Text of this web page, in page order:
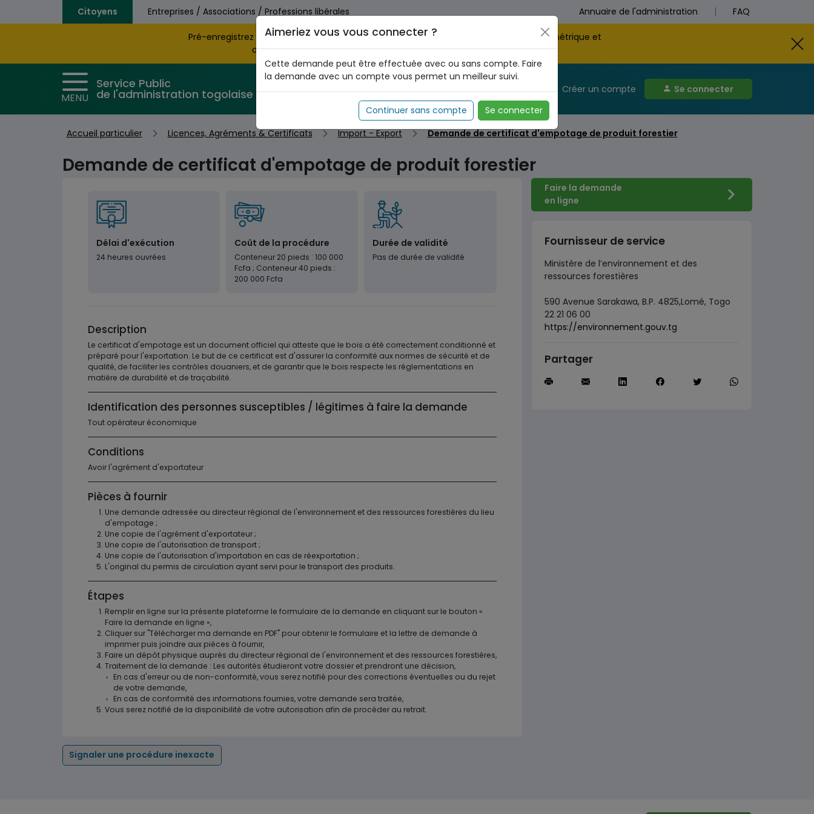
Aller au contenu principal
Citoyens Entreprises / Associations / Professions libérales Annuaire de l'administration FAQ
Pré-enregistrez vous dès maintenant pour le programme national d'identification biométrique et
obtenez votre Numéro d'Identification Unique (NIU) en cliquantICI.
MENU
Service Public
de l'administration togolaise Créer un compte Se connecter
Accueil particulier Licences, Agréments & Certificats Import - Export Demande de certificat d'empotage de produit forestier
Demande de certificat d'empotage de produit forestier
Délai d'exécution
24 heures ouvrées
Coût de la procédure
Conteneur 20 pieds : 100 000
Fcfa ; Conteneur 40 pieds :
200 000 Fcfa
Durée de validité
Pas de durée de validité
Description
Le certificat d'empotage est un document officiel qui atteste que le bois a été correctement conditionné et
préparé pour l'exportation. Le but de ce certificat est d'assurer la conformité aux normes de sécurité et de
qualité, de faciliter les contrôles douaniers, et de garantir que le bois respecte les réglementations en
matière de durabilité et de traçabilité.
Identification des personnes susceptibles / légitimes à faire la demande
Tout opérateur économique
Conditions
Avoir l'agrément d'exportateur
Pièces à fournir
Une demande adressée au directeur régional de l'environnement et des ressources forestières du lieu
d'empotage ;
Une copie de l'agrément d'exportateur ;
Une copie de l'autorisation de transport ;
Une copie de l'autorisation d'importation en cas de réexportation ;
L'original du permis de circulation ayant servi pour le transport des produits.
Étapes
Remplir en ligne sur la présente plateforme le formulaire de la demande en cliquant sur le bouton «
Faire la demande en ligne »,
Cliquer sur "Télécharger ma demande en PDF" pour obtenir le formulaire et la lettre de demande à
imprimer puis joindre aux pièces à fournir,
Faire un dépôt physique auprès du directeur régional de l'environnement et des ressources forestières,
Traitement de la demande : Les autorités étudieront votre dossier et prendront une décision,
En cas d'erreur ou de non-conformité, vous serez notifié pour des corrections éventuelles ou du rejet
de votre demande,
En cas de conformité des informations fournies, votre demande sera traitée,
Vous serez notifié de la disponibilité de votre autorisation afin de procéder au retrait.
Signaler une procédure inexacte
Faire la demande
en ligne
Fournisseur de service
Ministère de l’environnement et des
ressources forestières
590 Avenue Sarakawa, B.P. 4825,Lomé, Togo
22 21 06 00
https://environnement.gouv.tg
Partager
Aimeriez vous vous connecter ?
Cette demande peut être effectuée avec ou sans compte. Faire
la demande avec un compte vous permet un meilleur suivi.
Continuer sans compte Se connecter